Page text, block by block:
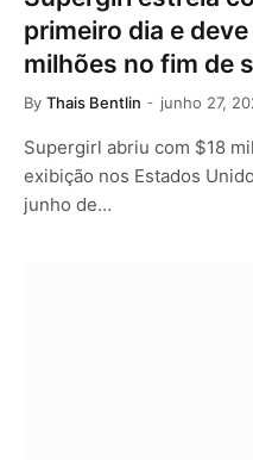
primeiro dia e
milhões no fim de
By Thais Bentlin junho 27,
Supergirl abriu com $18
exibição nos Estados
junho de…